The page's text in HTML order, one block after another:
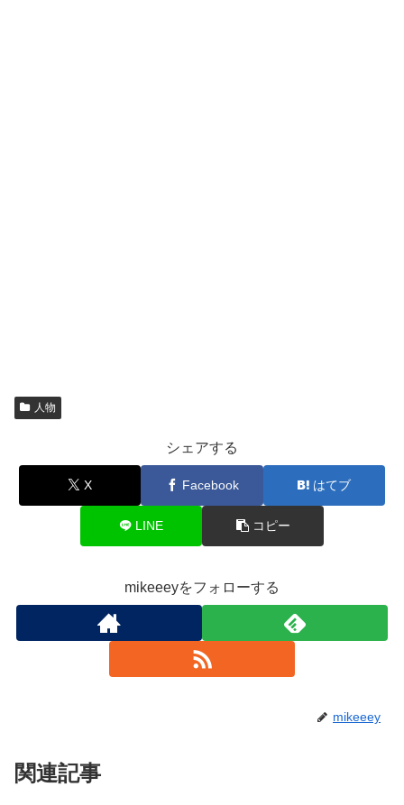
人物
シェアする
X Facebook はてブ
LINE コピー
mikeeeyをフォローする
mikeeey
関連記事